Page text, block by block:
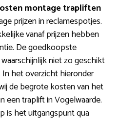
montage trapliften
prijzen in reclamespotjes.
vanaf prijzen hebben
De goedkoopste
niet zo geschikt
het overzicht hieronder
de begrote kosten van het
een traplift in Vogelwaarde.
is het uitgangspunt qua